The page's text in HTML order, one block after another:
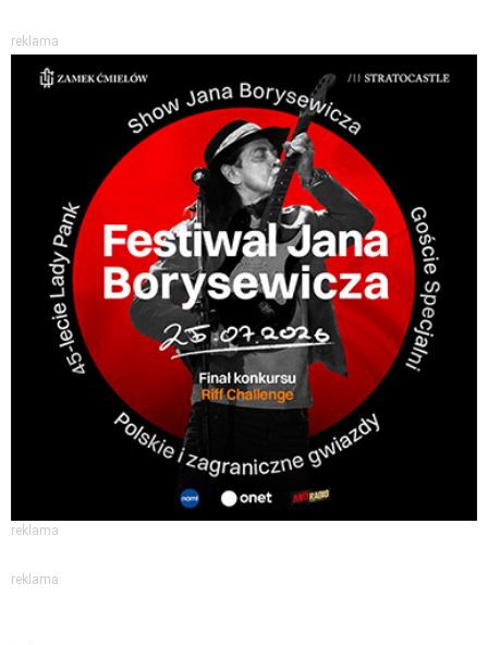
reklama
reklama
reklama